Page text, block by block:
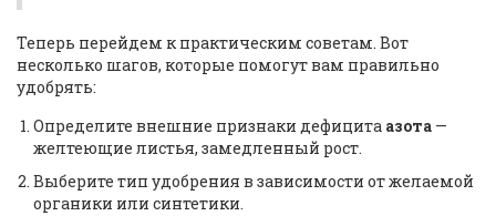
Теперь перейдем к практическим советам. Вот
несколько шагов, которые помогут вам правильно
удобрять:
Определите внешние признаки дефицита азота —
желтеющие листья, замедленный рост.
Выберите тип удобрения в зависимости от желаемой
органики или синтетики.